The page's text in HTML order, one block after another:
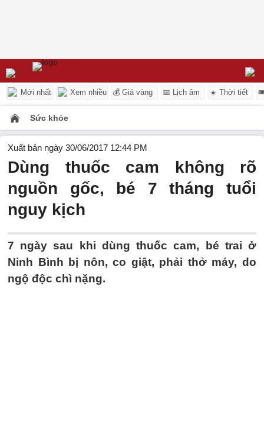
Mới nhất Xem nhiều 💰 Giá vàng 📅 Lịch âm ☀️ Thời tiết
Sức khỏe
Xuất bản ngày 30/06/2017 12:44 PM
Dùng thuốc cam không rõ
nguồn gốc, bé 7 tháng tuổi
nguy kịch
7 ngày sau khi dùng thuốc cam, bé trai ở
Ninh Bình bị nôn, co giật, phải thở máy, do
ngộ độc chì nặng.